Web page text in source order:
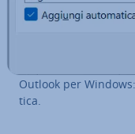
Outlook per
ti­ca.